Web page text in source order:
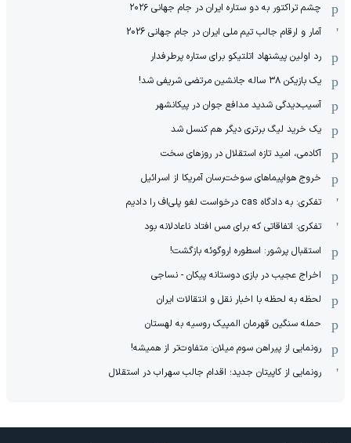
چشم تراکتور به دو ستاره ایران در جام جهانی ۲۰۲۶
آمار و ارقام جالب تیم ملی ایران در جام جهانی 2026
رد اولین پیشنهاد اتلتیکو برای ستاره پرطرفدار
یک بازیکن ۳۸ ساله جانشین مرتضی شریفی شد!
آسیب‌دیدگی شدید مدافع جوان در پیکانشهر
یک خرید لیگ برتری دیگر هم کنسل شد
آکادمی، امید تازه استقلال در روزهای سخت
خروج هواپیماهای سوخت‌رسان آمریکا از اسرائیل
تفکری: به دادگاه cas درخواست لغو پلی‌اف را دادیم
تفکری: اتفاقاتی که برای مس افتاد ناعادلانه بود
استقبال پرشور: اسطوره اروگوئه بازگشت!
اخراج عجیب در بازی دوستانه پیکان - نساجی
لحظه به لحظه با اخبار نقل و انتقالات ایران
حمله سنگین قهرمان المپیک روسیه به لهستان
رونمایی از پیراهن سوم میلان: متفاوت‌تر از همیشه!
رونمایی از کاپیتان جدید؛ اقدام جالب سهراب در استقلال